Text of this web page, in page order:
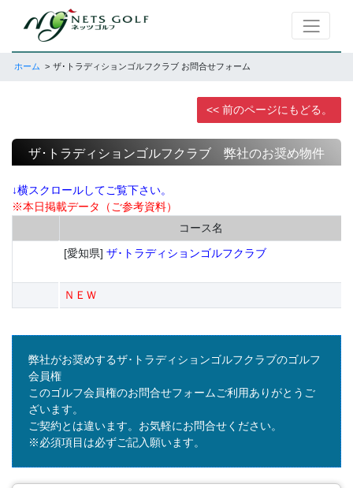
ホーム ザ･トラディションゴルフクラブ お問合せフォーム
<< 前のページにもどる。
ザ･トラディションゴルフクラブ 弊社のお奨め物件
↓横スクロールしてご覧下さい。
※本日掲載データ（ご参考資料）
コース名
[愛知県] ザ･トラディションゴルフクラブ
ＮＥＷ
弊社がお奨めするザ･トラディションゴルフクラブのゴルフ
会員権
このゴルフ会員権のお問合せフォームご利用ありがとうご
ざいます。
ご契約とは違います。お気軽にお問合せください。
※必須項目は必ずご記入願います。